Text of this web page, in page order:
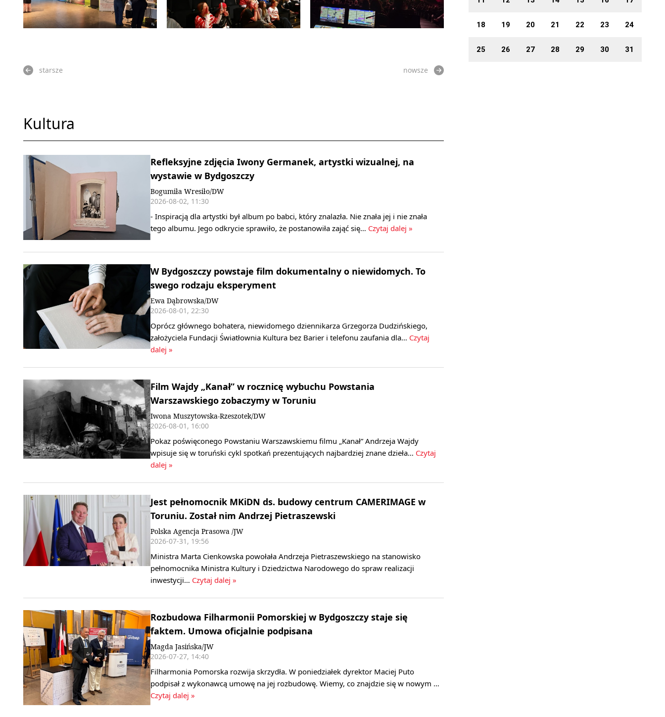
starsze nowsze
Kultura
Refleksyjne zdjęcia Iwony Germanek, artystki wizualnej, na
wystawie w Bydgoszczy
Bogumiła Wresiło/DW
2026-08-02, 11:30
- Inspiracją dla artystki był album po babci, który znalazła. Nie znała jej i nie znała
tego albumu. Jego odkrycie sprawiło, że postanowiła zająć się… Czytaj dalej »
W Bydgoszczy powstaje film dokumentalny o niewidomych. To
swego rodzaju eksperyment
Ewa Dąbrowska/DW
2026-08-01, 22:30
Oprócz głównego bohatera, niewidomego dziennikarza Grzegorza Dudzińskiego,
założyciela Fundacji Światłownia Kultura bez Barier i telefonu zaufania dla… Czytaj
dalej »
Film Wajdy „Kanał” w rocznicę wybuchu Powstania
Warszawskiego zobaczymy w Toruniu
Iwona Muszytowska-Rzeszotek/DW
2026-08-01, 16:00
Pokaz poświęconego Powstaniu Warszawskiemu filmu „Kanał” Andrzeja Wajdy
wpisuje się w toruński cykl spotkań prezentujących najbardziej znane dzieła… Czytaj
dalej »
Jest pełnomocnik MKiDN ds. budowy centrum CAMERIMAGE w
Toruniu. Został nim Andrzej Pietraszewski
Polska Agencja Prasowa /JW
2026-07-31, 19:56
Ministra Marta Cienkowska powołała Andrzeja Pietraszewskiego na stanowisko
pełnomocnika Ministra Kultury i Dziedzictwa Narodowego do spraw realizacji
inwestycji… Czytaj dalej »
Rozbudowa Filharmonii Pomorskiej w Bydgoszczy staje się
faktem. Umowa oficjalnie podpisana
Magda Jasińska/JW
2026-07-27, 14:40
Filharmonia Pomorska rozwija skrzydła. W poniedziałek dyrektor Maciej Puto
podpisał z wykonawcą umowę na jej rozbudowę. Wiemy, co znajdzie się w nowym …
Czytaj dalej »
18 19 20 21 22 23 24
25 26 27 28 29 30 31